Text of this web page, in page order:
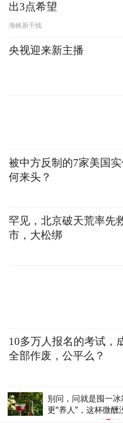
出3点希望
海峡新干线
央视迎来新主播
被中方反制的7家美国
何来头？
罕见，北京破天荒率先
市，大松绑
10多万人报名的考试，
全部作废，公平么？
8月9日起，宁波地铁全
停运营
京东空运！蜜桃界
掐出“果汁瀑布”